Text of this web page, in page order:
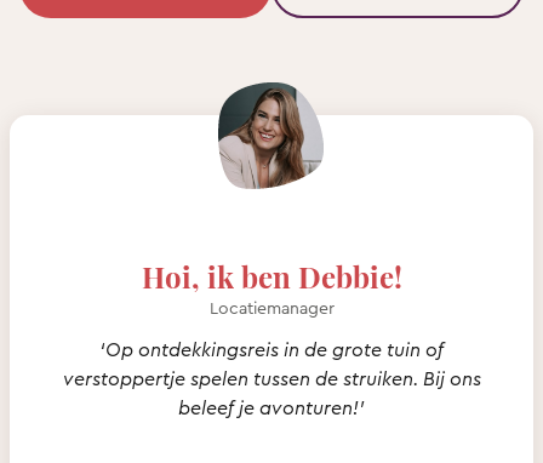
Hoi, ik ben Debbie!
Locatiemanager
‘Op ontdekkingsreis in de grote tuin of
verstoppertje spelen tussen de struiken. Bij ons
beleef je avonturen!’